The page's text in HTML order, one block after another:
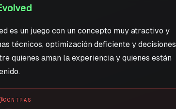
es un juego con un concepto muy atractivo y
técnicos, optimización deficiente y decisiones
quienes aman la experiencia y quienes están
CONTRAS